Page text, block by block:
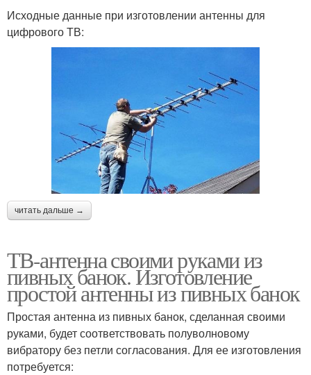
Исходные данные при изготовлении антенны для
цифрового ТВ:
читать дальше →
ТВ-антенна своими руками из
пивных банок. Изготовление
простой антенны из пивных банок
Простая антенна из пивных банок, сделанная своими
руками, будет соответствовать полуволновому
вибратору без петли согласования. Для ее изготовления
потребуется: